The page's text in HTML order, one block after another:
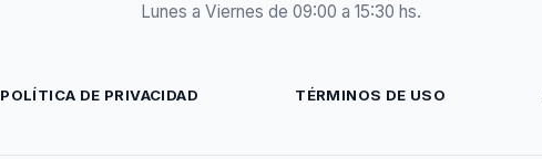
Lunes a Viernes de 09:00 a 15:30 hs.
POLÍTICA DE PRIVACIDAD TÉRMINOS DE USO